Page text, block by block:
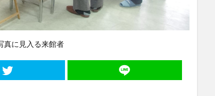
真に見入る来館者